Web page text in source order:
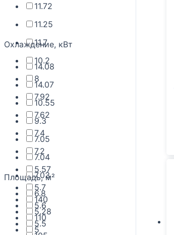
11.72
11.25
11.7
10.2
8
7.92
7.62
7.4
7.2
5.57
5.7
5.6
5.5
Охлаждение, кВт
14.08
14.07
10.55
9.3
7.05
7.04
7.03
6.8
5.28
5
Площадь, м²
140
110